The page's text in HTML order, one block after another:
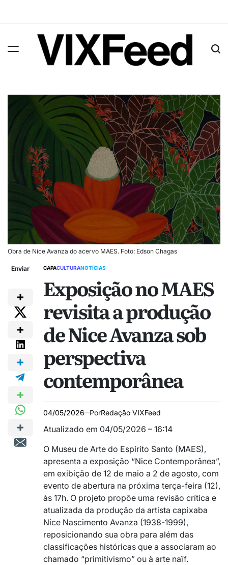
Obra de Nice Avanza do acervo MAES. Foto: Edson Chagas
Enviar CAPACULTURANOTÍCIAS
Exposição no MAES
revisita a produção
de Nice Avanza sob
perspectiva
contemporânea
04/05/2026 PorRedação VIXFeed
Atualizado em 04/05/2026 – 16:14
O Museu de Arte do Espírito Santo (MAES),
apresenta a exposição “Nice Contemporânea”,
em exibição de 12 de maio a 2 de agosto, com
evento de abertura na próxima terça-feira (12),
às 17h. O projeto propõe uma revisão crítica e
atualizada da produção da artista capixaba
Nice Nascimento Avanza (1938-1999),
reposicionando sua obra para além das
classificações históricas que a associaram ao
chamado “primitivismo” ou à arte naïf.